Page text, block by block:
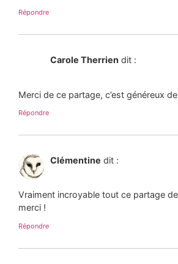
Répondre
Carole Therrien dit :
Merci de ce partage, c’est généreux
Répondre
Clémentine dit :
Vraiment incroyable tout ce partage
merci !
Répondre